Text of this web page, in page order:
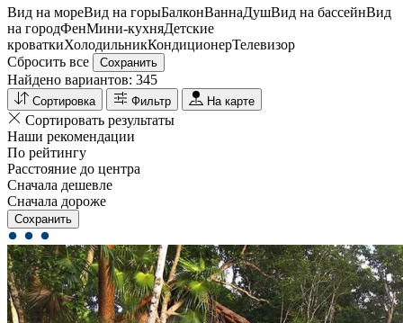
Вид на мореВид на горыБалконВаннаДушВид на бассейнВид
на городФенМини-кухняДетские
кроваткиХолодильникКондиционерТелевизор
Сбросить все
Сохранить
Найдено вариантов: 345
Сортировка Фильтр На карте
Сортировать результаты
Наши рекомендации
По рейтингу
Расстояние до центра
Сначала дешевле
Сначала дороже
Сохранить